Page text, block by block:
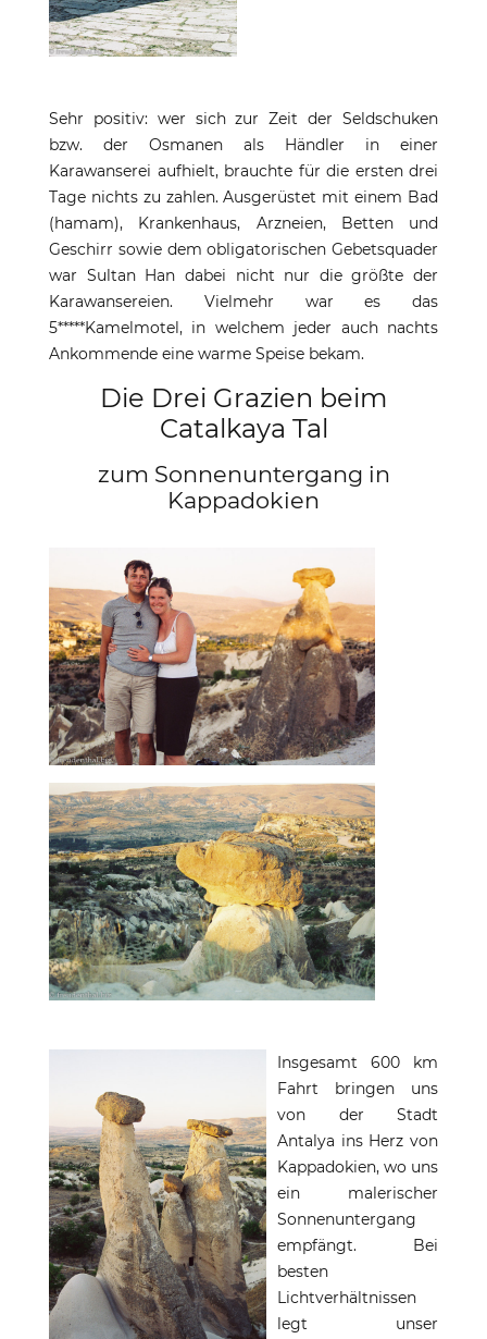
Sehr positiv: wer sich zur Zeit der Seldschuken
bzw. der Osmanen als Händler in einer
Karawanserei aufhielt, brauchte für die ersten drei
Tage nichts zu zahlen. Ausgerüstet mit einem Bad
(hamam), Krankenhaus, Arzneien, Betten und
Geschirr sowie dem obligatorischen Gebetsquader
war Sultan Han dabei nicht nur die größte der
Karawansereien. Vielmehr war es das
5*****Kamelmotel, in welchem jeder auch nachts
Ankommende eine warme Speise bekam.
Die Drei Grazien beim
Catalkaya Tal
zum Sonnenuntergang in
Kappadokien
Insgesamt 600 km
Fahrt bringen uns
von der Stadt
Antalya ins Herz von
Kappadokien, wo uns
ein malerischer
Sonnenuntergang
empfängt. Bei
besten
Lichtverhältnissen
legt unser